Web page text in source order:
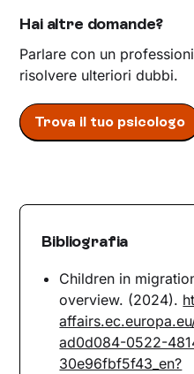
Hai altre domande?
Parlare con un
risolvere ulteriori dubbi.
Trova il tuo psicologo
Bibliografia
Children in
overview. (2024).
ad0d084-0522-
30e96fbf5f43_en?